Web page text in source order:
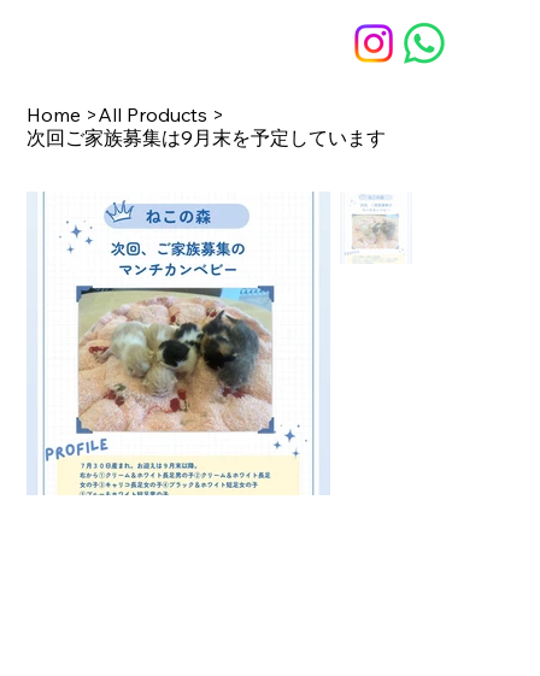
Home >All Products >
次回ご家族募集は9月末を予定しています